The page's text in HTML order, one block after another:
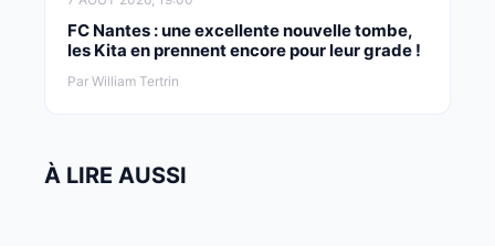
FC Nantes : une excellente nouvelle tombe,
les Kita en prennent encore pour leur grade !
Par William Tertrin
À LIRE AUSSI